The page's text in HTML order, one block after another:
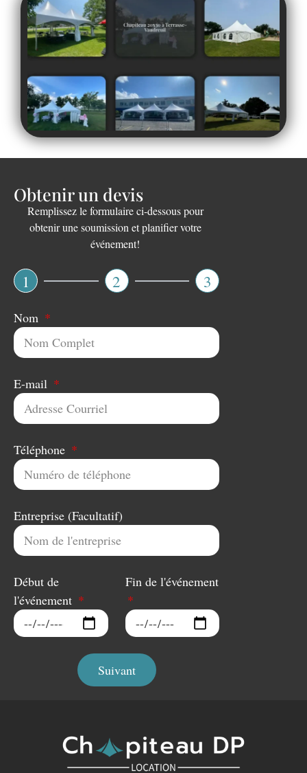
Obtenir un devis
Remplissez le formulaire ci-dessous pour
obtenir une soumission et planifier votre
événement!
1 2 3
Nom
E-mail
Téléphone
Entreprise (Facultatif)
Début de
l'événement
Fin de l'événement
Suivant